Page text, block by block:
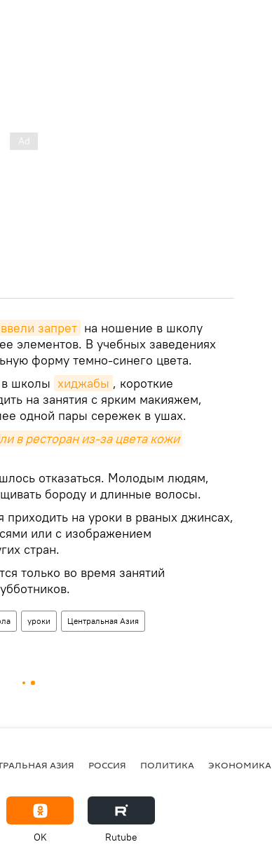
ввели запрет на ношение в школу
элементов. В учебных заведениях
форму темно-синего цвета.
в школы хиджабы , короткие
на занятия с ярким макияжем,
одной пары сережек в ушах.
в ресторан из-за цвета кожи
отказаться. Молодым людям,
бороду и длинные волосы.
на уроки в рваных джинсах,
или с изображением
стран.
только во время занятий
уроки Центральная Азия
АЗИЯ РОССИЯ ПОЛИТИКА ЭКОНОМИКА
OK Rutube